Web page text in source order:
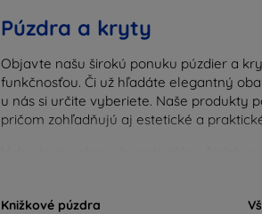
Púzdra a kryty
Objavte našu širokú ponuku púzdier a
funkčnosťou. Či už hľadáte elegantný
u nás si určite vyberiete. Naše produkty
pričom zohľadňujú aj estetické a
kryty sú nielen praktické, ale aj módne,
milovníkov technológií alebo tých, ktorí
Knižkové púzdra